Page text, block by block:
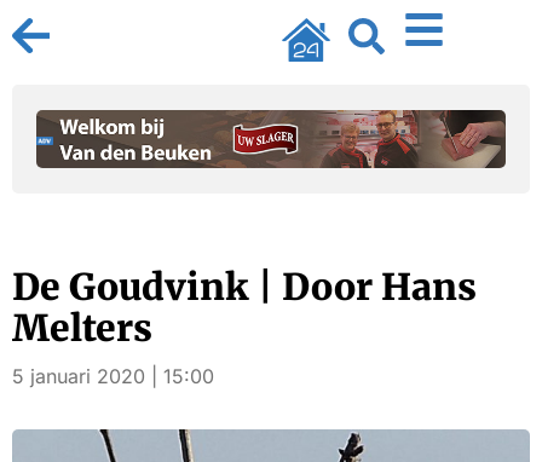
De Goudvink | Door Hans
Melters
5 januari 2020 | 15:00